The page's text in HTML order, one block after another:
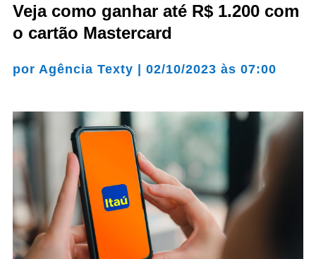
Veja como ganhar até R$ 1.200 com
o cartão Mastercard
por Agência Texty | 02/10/2023 às 07:00